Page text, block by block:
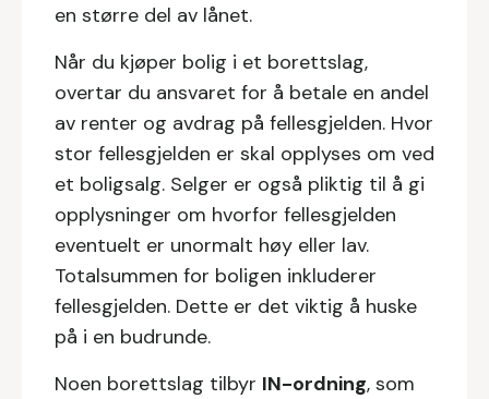
en større del av lånet.
Når du kjøper bolig i et borettslag,
overtar du ansvaret for å betale en andel
av renter og avdrag på fellesgjelden. Hvor
stor fellesgjelden er skal opplyses om ved
et boligsalg. Selger er også pliktig til å gi
opplysninger om hvorfor fellesgjelden
eventuelt er unormalt høy eller lav.
Totalsummen for boligen inkluderer
fellesgjelden. Dette er det viktig å huske
på i en budrunde.
Noen borettslag tilbyr IN-ordning, som